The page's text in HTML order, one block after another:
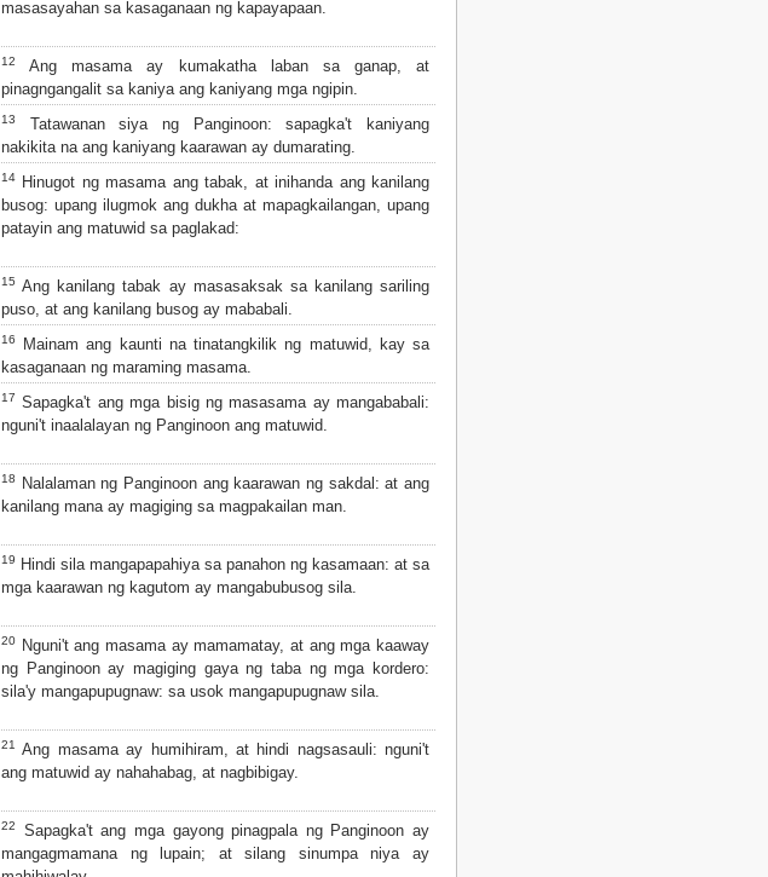
masasayahan sa kasaganaan ng kapayapaan.
12
Ang masama ay kumakatha laban sa ganap, at
pinagngangalit sa kaniya ang kaniyang mga ngipin.
13
Tatawanan siya ng Panginoon: sapagka't kaniyang
nakikita na ang kaniyang kaarawan ay dumarating.
14
Hinugot ng masama ang tabak, at inihanda ang kanilang
busog: upang ilugmok ang dukha at mapagkailangan, upang
patayin ang matuwid sa paglakad:
15 Ang kanilang tabak ay masasaksak sa kanilang sariling
puso, at ang kanilang busog ay mababali.
16
Mainam ang kaunti na tinatangkilik ng matuwid, kay sa
kasaganaan ng maraming masama.
17 Sapagka't ang mga bisig ng masasama ay mangababali:
nguni't inaalalayan ng Panginoon ang matuwid.
18
Nalalaman ng Panginoon ang kaarawan ng sakdal: at ang
kanilang mana ay magiging sa magpakailan man.
19
Hindi sila mangapapahiya sa panahon ng kasamaan: at sa
mga kaarawan ng kagutom ay mangabubusog sila.
20
Nguni't ang masama ay mamamatay, at ang mga kaaway
ng Panginoon ay magiging gaya ng taba ng mga kordero:
sila'y mangapupugnaw: sa usok mangapupugnaw sila.
21
Ang masama ay humihiram, at hindi nagsasauli: nguni't
ang matuwid ay nahahabag, at nagbibigay.
22
Sapagka't ang mga gayong pinagpala ng Panginoon ay
mangagmamana ng lupain; at silang sinumpa niya ay